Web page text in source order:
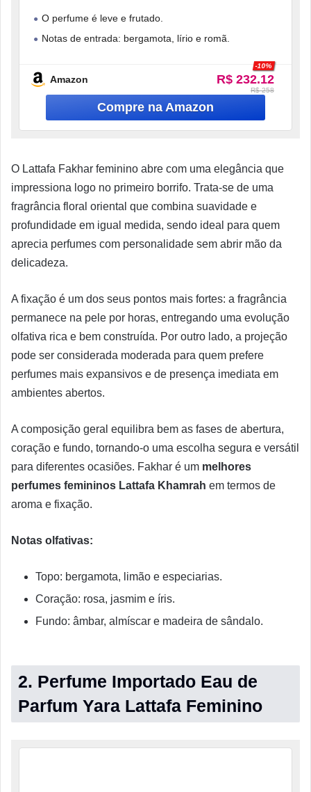
O perfume é leve e frutado.
Notas de entrada: bergamota, lírio e romã.
Amazon
R$ 232.12
-10%
R$ 258
O Lattafa Fakhar feminino abre com uma elegância que
impressiona logo no primeiro borrifo. Trata-se de uma
fragrância floral oriental que combina suavidade e
profundidade em igual medida, sendo ideal para quem
aprecia perfumes com personalidade sem abrir mão da
delicadeza.
A fixação é um dos seus pontos mais fortes: a fragrância
permanece na pele por horas, entregando uma evolução
olfativa rica e bem construída. Por outro lado, a projeção
pode ser considerada moderada para quem prefere
perfumes mais expansivos e de presença imediata em
ambientes abertos.
A composição geral equilibra bem as fases de abertura,
coração e fundo, tornando-o uma escolha segura e versátil
para diferentes ocasiões. Fakhar é um melhores
perfumes femininos Lattafa Khamrah em termos de
aroma e fixação.
Notas olfativas:
Topo: bergamota, limão e especiarias.
Coração: rosa, jasmim e íris.
Fundo: âmbar, almíscar e madeira de sândalo.
2. Perfume Importado Eau de
Parfum Yara Lattafa Feminino